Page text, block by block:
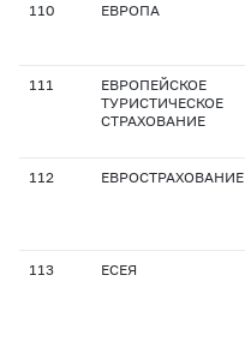
110 ЕВРОПА
111
ЕВРОПЕЙСКОЕ
ТУРИСТИЧЕСКОЕ
СТРАХОВАНИЕ
112 ЕВРОСТРАХОВАНИЕ
113 ЕСЕЯ